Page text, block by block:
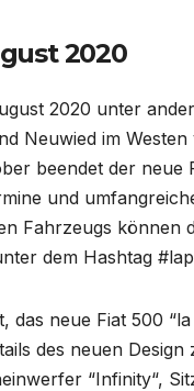
2020
2020 unter
Neuwied im
beendet der neue
und
Fahrzeugs
dem Hashtag
das neue Fiat 500
des neuen
“Infinity“,